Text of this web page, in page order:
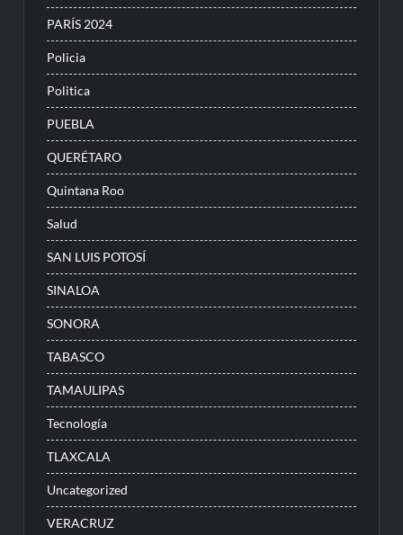
PARÍS 2024
Policia
Politica
PUEBLA
QUERÉTARO
Quintana Roo
Salud
SAN LUIS POTOSÍ
SINALOA
SONORA
TABASCO
TAMAULIPAS
Tecnología
TLAXCALA
Uncategorized
VERACRUZ